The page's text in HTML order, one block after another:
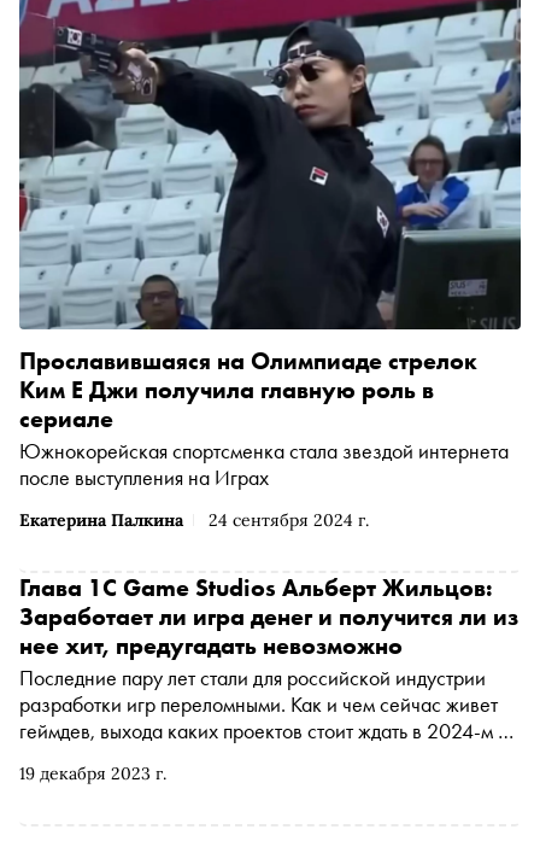
Екатерина Палкина 24 сентября 2024 г.
Прославившаяся на Олимпиаде стрелок
Ким Е Джи получила главную роль в
сериале
Южнокорейская спортсменка стала звездой интернета
после выступления на Играх
19 декабря 2023 г.
Глава 1C Game Studios Альберт Жильцов:
Заработает ли игра денег и получится ли из
нее хит, предугадать невозможно
Последние пару лет стали для российской индустрии
разработки игр переломными. Как и чем сейчас живет
геймдев, выхода каких проектов стоит ждать в 2024-м и
«отечественного GTA»? На эти и другие вопросы